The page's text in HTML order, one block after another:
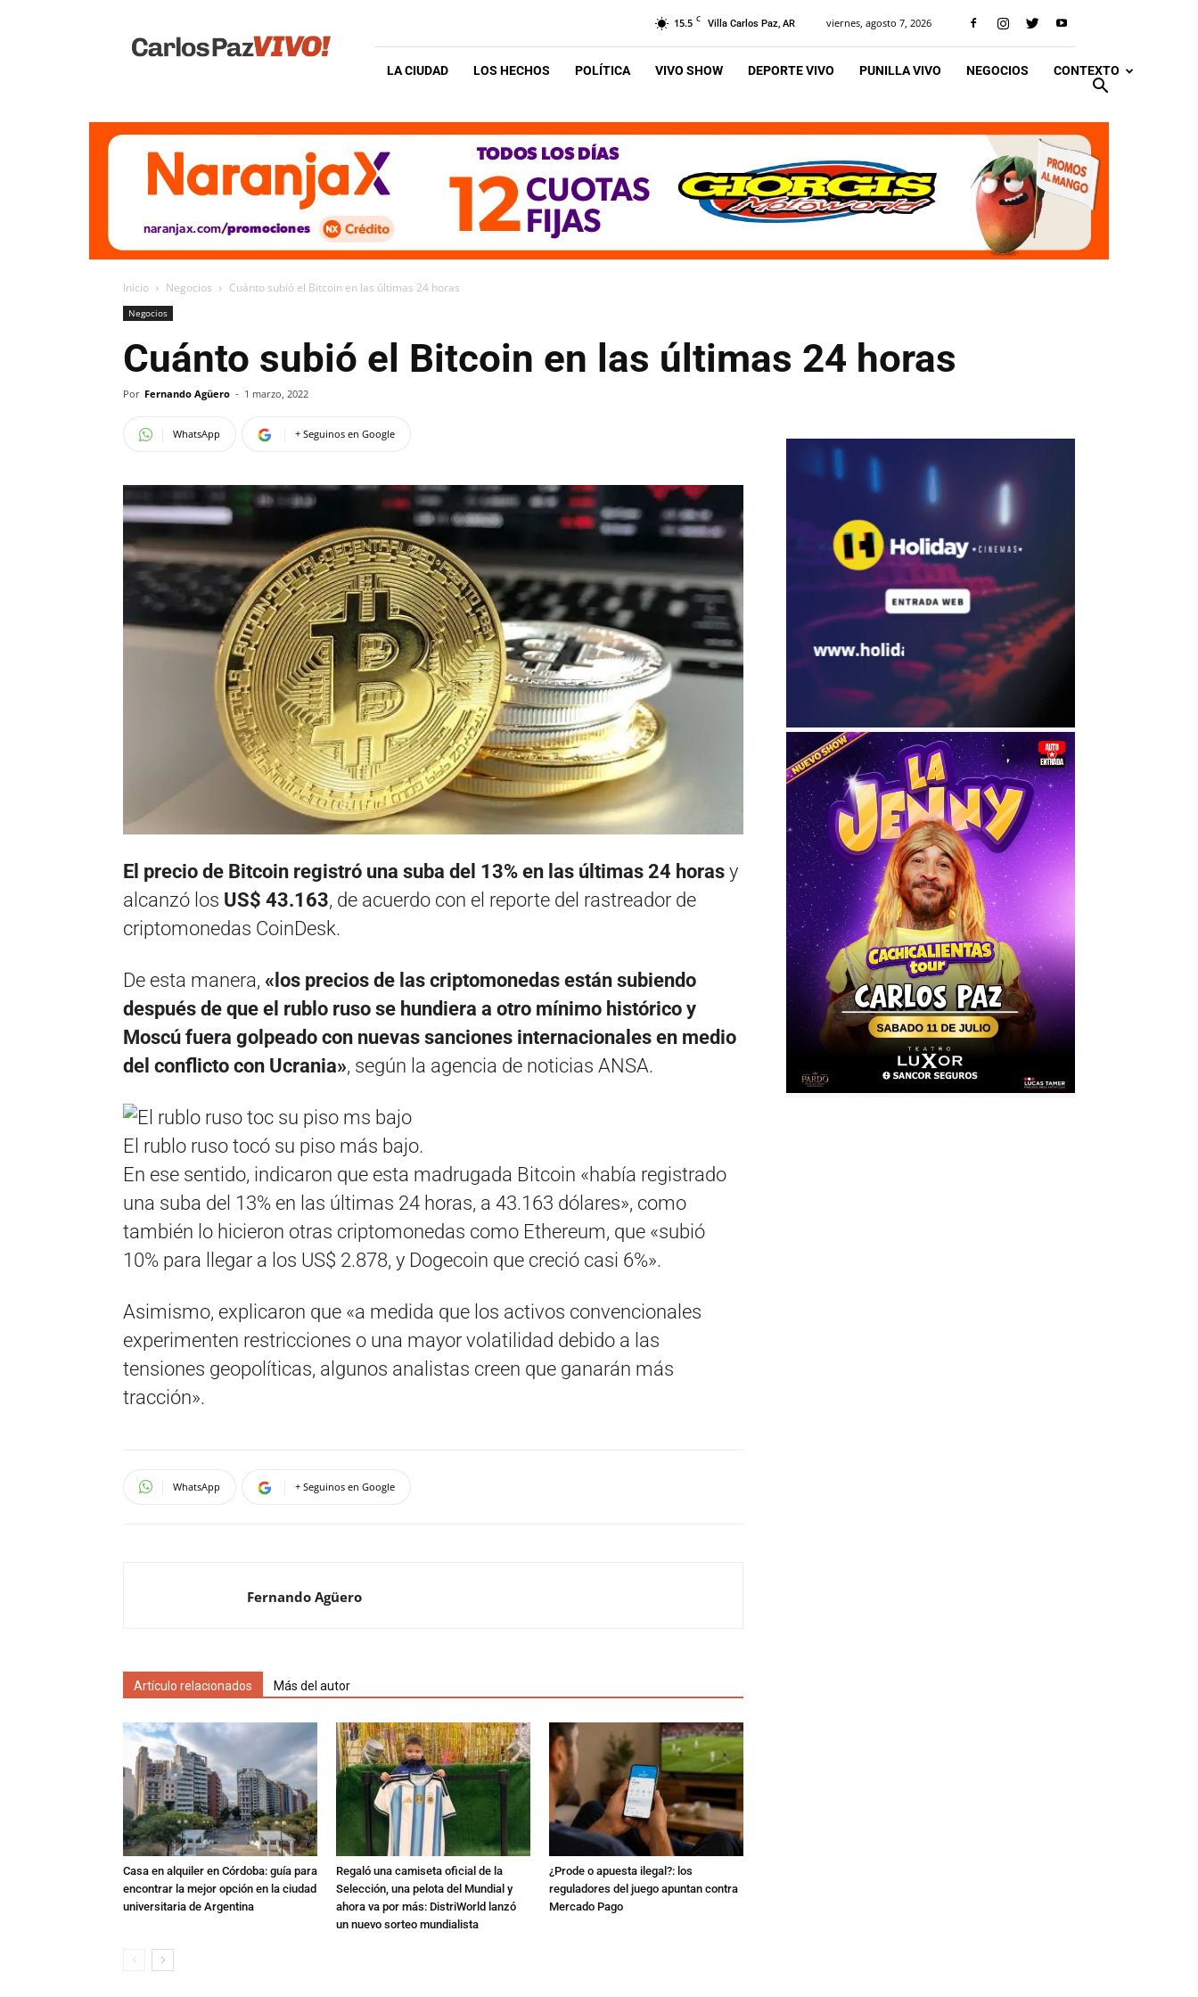
Vivo
15.5 C Villa Carlos Paz, AR viernes, agosto 7, 2026
LA CIUDAD LOS HECHOS POLÍTICA VIVO SHOW DEPORTE VIVO PUNILLA VIVO NEGOCIOS CONTEXTO
Inicio Negocios Cuánto subió el Bitcoin en las últimas 24 horas
Negocios
Cuánto subió el Bitcoin en las últimas 24 horas
Por Fernando Agüero - 1 marzo, 2022
WhatsApp + Seguinos en Google
El precio de Bitcoin registró una suba del 13% en las últimas 24 horas y
alcanzó los US$ 43.163, de acuerdo con el reporte del rastreador de
criptomonedas CoinDesk.
De esta manera, «los precios de las criptomonedas están subiendo
después de que el rublo ruso se hundiera a otro mínimo histórico y
Moscú fuera golpeado con nuevas sanciones internacionales en medio
del conflicto con Ucrania», según la agencia de noticias ANSA.
El rublo ruso tocó su piso más bajo.
En ese sentido, indicaron que esta madrugada Bitcoin «había registrado
una suba del 13% en las últimas 24 horas, a 43.163 dólares», como
también lo hicieron otras criptomonedas como Ethereum, que «subió
10% para llegar a los US$ 2.878, y Dogecoin que creció casi 6%».
Asimismo, explicaron que «a medida que los activos convencionales
experimenten restricciones o una mayor volatilidad debido a las
tensiones geopolíticas, algunos analistas creen que ganarán más
tracción».
WhatsApp + Seguinos en Google
Fernando Agüero
Artículo relacionados Más del autor
Casa en alquiler en Córdoba: guía para
encontrar la mejor opción en la ciudad
universitaria de Argentina
Regaló una camiseta oficial de la
Selección, una pelota del Mundial y
ahora va por más: DistriWorld lanzó
un nuevo sorteo mundialista
¿Prode o apuesta ilegal?: los
reguladores del juego apuntan contra
Mercado Pago